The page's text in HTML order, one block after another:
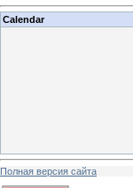
Calendar
Полная версия сайта